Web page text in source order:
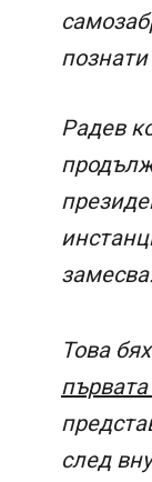
Радев
замесва.
Това
след